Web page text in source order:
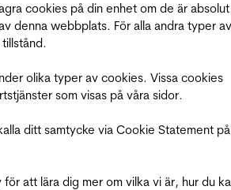
cookies på din enhet om de är absolut
denna webbplats. För alla andra typer av
olika typer av cookies. Vissa cookies
som visas på våra sidor.
ditt samtycke via Cookie Statement
att lära dig mer om vilka vi är, hur du